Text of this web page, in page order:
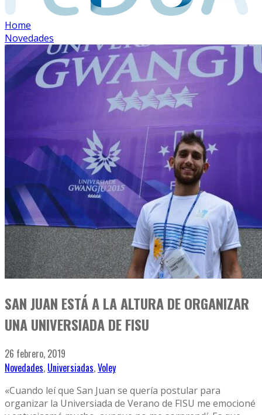
Home
Novedades
SAN JUAN ESTÁ A LA ALTURA DE ORGANIZAR
UNA UNIVERSIADA DE FISU
26 febrero, 2019
Novedades, Universiadas,Voley
«Cuando leí que San Juan se quería postular para
organizar la Universiada de Verano de FISU me emocioné